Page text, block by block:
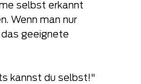
selbst erkannt
Wenn man nur
das geeignete
kannst du selbst!"